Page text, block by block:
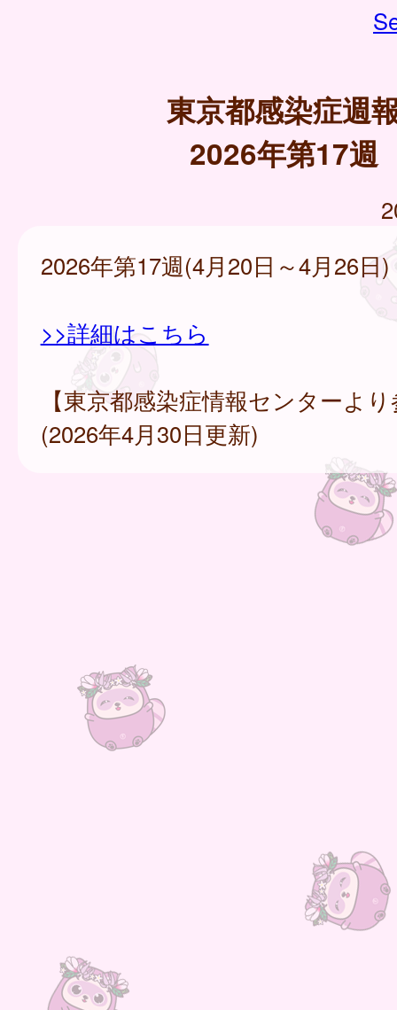
東京都感染症週
2026年第17週
2026年第17週(4月20日～4月26日)
>>詳細はこちら
【東京都感染症情報センターよ
(2026年4月30日更新)